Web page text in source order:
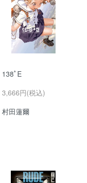
138ﾟE
3,666円(税込)
村田蓮爾